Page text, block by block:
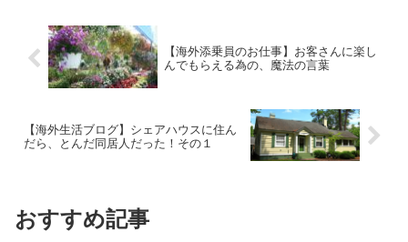
【海外添乗員のお仕事】お客さんに楽し
んでもらえる為の、魔法の言葉
【海外生活ブログ】シェアハウスに住ん
だら、とんだ同居人だった！その１
おすすめ記事